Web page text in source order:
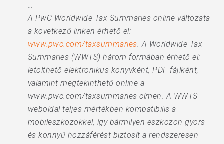
…
A PwC Worldwide Tax Summaries online változata
a következő linken érhető el:
www.pwc.com/taxsummaries. A Worldwide Tax
Summaries (WWTS) három formában érhető el:
letölthető elektronikus könyvként, PDF fájlként,
valamint megtekinthető online a
www.pwc.com/taxsummaries címen. A WWTS
weboldal teljes mértékben kompatibilis a
mobileszközökkel, így bármilyen eszközön gyors
és könnyű hozzáférést biztosít a rendszeresen